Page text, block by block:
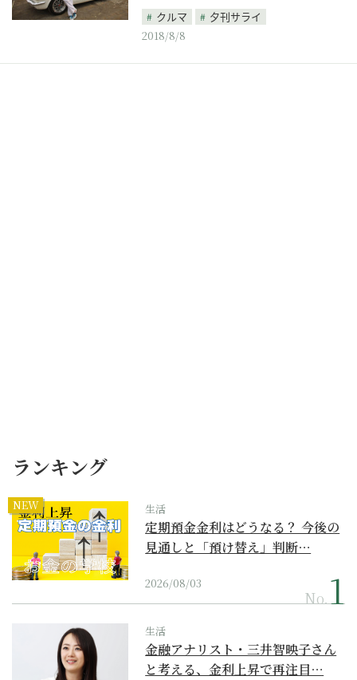
クルマ
夕刊サライ
2018/8/8
ランキング
NEW 生活
定期預金金利はどうなる？ 今後の
見通しと「預け替え」判断…
2026/08/03
No.
生活
金融アナリスト・三井智映子さん
と考える、金利上昇で再注目…